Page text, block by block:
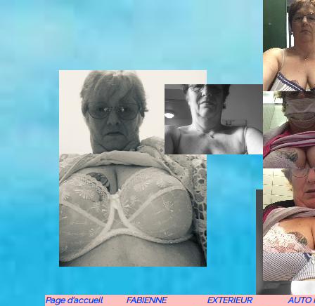
Page d'accueil FABIENNE EXTERIEUR AUTO